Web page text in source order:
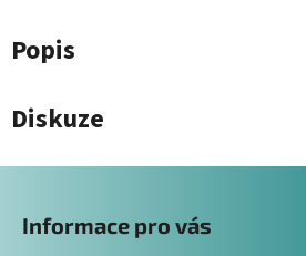
Popis
Diskuze
Informace pro vás